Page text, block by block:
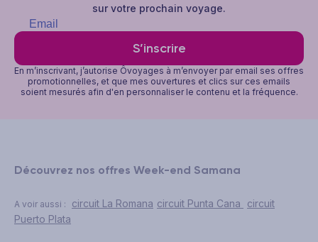
sur votre prochain voyage.
S’inscrire
En m’inscrivant, j’autorise Ôvoyages à m’envoyer par email ses offres
promotionnelles, et que mes ouvertures et clics sur ces emails
soient mesurés afin d'en personnaliser le contenu et la fréquence.
Découvrez nos offres Week-end Samana
A voir aussi : circuit La Romana circuit Punta Cana
circuit
Puerto Plata